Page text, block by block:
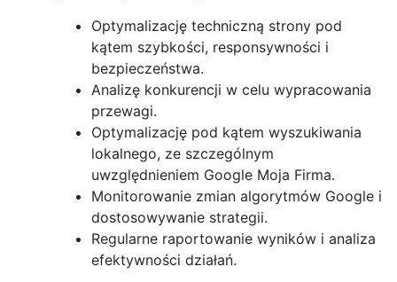
Optymalizację techniczną strony pod
kątem szybkości, responsywności i
bezpieczeństwa.
Analizę konkurencji w celu wypracowania
przewagi.
Optymalizację pod kątem wyszukiwania
lokalnego, ze szczególnym
uwzględnieniem Google Moja Firma.
Monitorowanie zmian algorytmów Google i
dostosowywanie strategii.
Regularne raportowanie wyników i analiza
efektywności działań.